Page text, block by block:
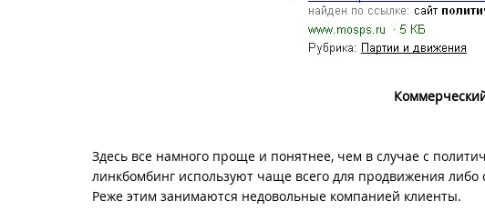
Здесь все намного проще и понятнее, чем в случае с
линкбомбинг используют чаще всего для продвижения либо
Реже этим занимаются недовольные компанией клиенты.